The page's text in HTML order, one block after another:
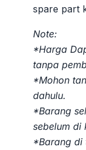
spare part
Note:
*Harga
tanpa
*Mohon
dahulu.
*Barang
sebelum di
*Barang di